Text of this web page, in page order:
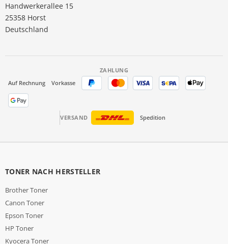
Handwerkerallee 15
25358 Horst
Deutschland
ZAHLUNG
Auf Rechnung
Vorkasse
VERSAND Spedition
TONER NACH HERSTELLER
Brother Toner
Canon Toner
Epson Toner
HP Toner
Kyocera Toner